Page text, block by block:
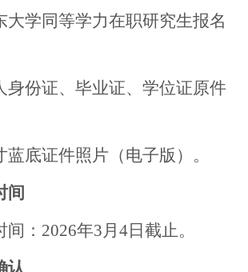
大学同等学力在职研究生报名
身份证、毕业证、学位证原件
蓝底证件照片（电子版）。
间
：2026年3月4日截止。
认